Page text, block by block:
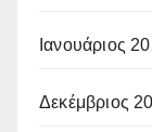
Ιανουάριος
Δεκέμβριος